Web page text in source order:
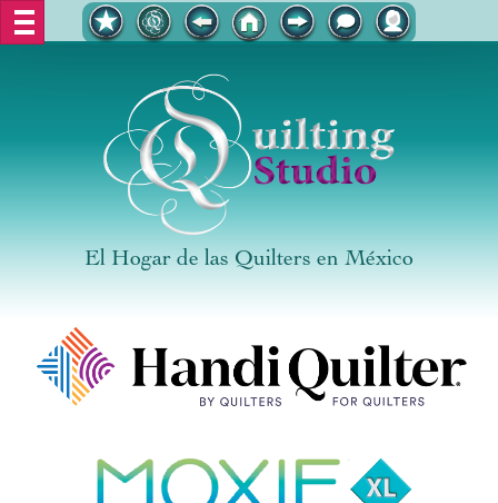
El Hogar de las Quilters en México